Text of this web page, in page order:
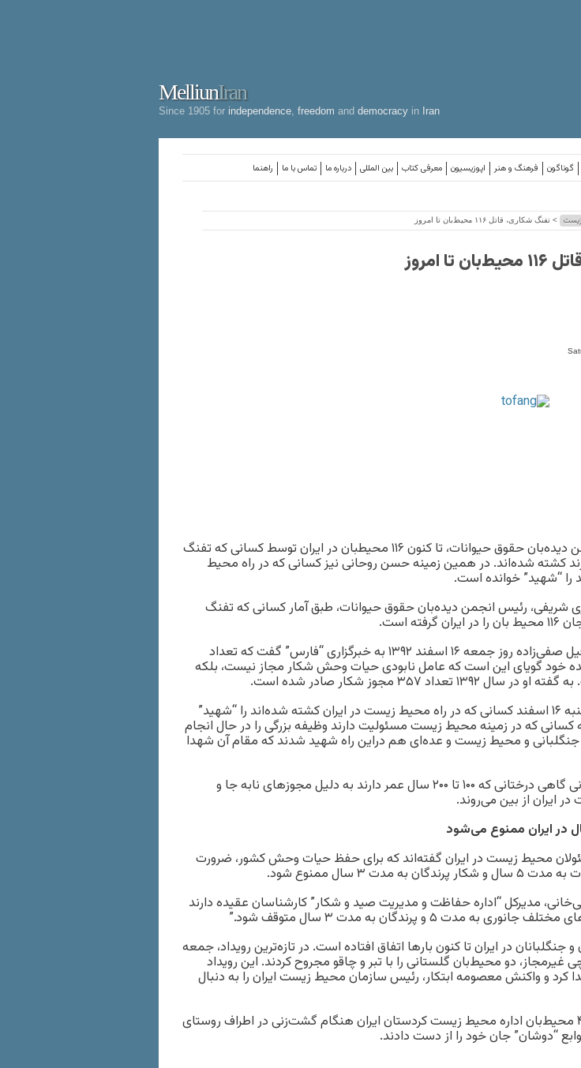
MelliunIran
Since 1905 for independence freedom and democracy in Iran
راهنما تماس با ما درباره ما بین المللی معرفی کتاب اپوزیسیون فرهنگ و هنر گوناگون
> تفنگ شکاری، قاتل ۱۱۶ محیط‌بان تا امروز
امروز
به گفته رئیس انجمن دیده‌بان حقوق حیوانات، تا کنون ۱۱۶ محیطبان در ایران توسط کسانی که تفنگ
کشته شده‌اند. در همین زمینه حسن روحانی نیز کسانی که در راه محیط
“شهید” خوانده است.
شریفی، رئیس انجمن دیده‌بان حقوق حیوانات، طبق آمار کسانی که تفنگ
است.
در همین حال اسرافیل صفی‌زاده روز جمعه ۱۶ اسفند ۱۳۹۲ به خبرگزاری “فارس” گفت که تعداد
خود گویای این است که عامل نابودی حیات وحش شکار مجاز نیست، بلکه
تعداد ۳۵۷ مجوز شکار صادر شده است.
حسن روحانی پنج‌شنبه ۱۶ اسفند کسانی که در راه محیط زیست در ایران کشته شده‌اند را “شهید”
که در زمینه محیط زیست مسئولیت دارند وظیفه بزرگی را در حال انجام
و محیط زیست و عده‌ای هم دراین راه شهید شدند که مقام آن شهدا
به گفته حسن روحانی گاهی درختانی که ۱۰۰ تا ۲۰۰ سال عمر دارند به دلیل مجوزهای نابه جا و
ایران از بین می‌روند.
محیط زیست در ایران گفته‌اند که برای حفظ حیات وحش کشور، ضرورت
به مدت ۳ سال ممنوع شود.
مدیرکل “اداره حفاظت و مدیریت صید و شکار” کارشناسان عقیده دارند
به مدت ۵ و پرندگان به مدت ۳ سال متوقف شود.”
در ایران تا کنون بارها اتفاق افتاده است. در تازه‌ترین رویداد، جمعه
۸ شکارچی غیرمجاز، دو محیط‌بان گلستانی را با تبر و چاقو مجروح کردند. این رویداد
کرد و واکنش معصومه ابتکار، رئیس سازمان محیط زیست ایران را به دنبال
چند سال پیش نیز ۴ محیط‌بان اداره محیط زیست کردستان ایران هنگام گشت‌زنی در اطراف روستای
“دوشان” جان خود را از دست دادند.